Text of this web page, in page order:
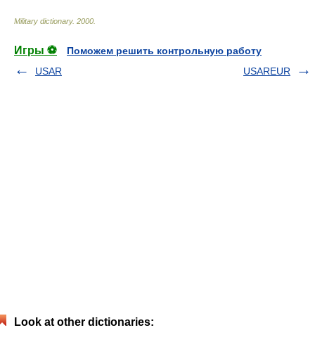
Military dictionary. 2000
Игры ⚽
Поможем решить контрольную работу
USAR
USAREUR
Look at other dictionaries: